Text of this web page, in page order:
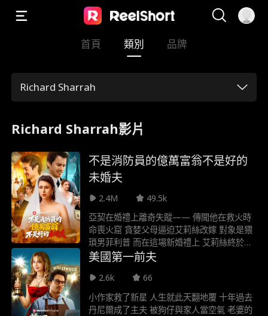
首頁 類別 品牌
Richard Sharrah
Richard Sharrah影片
不是消防員的億萬富翁不是好的
未婚夫
2.4M
49.5k
亞契在婚禮上離奇失蹤—— 傳聞他在救火時
命喪火窟 貪婪父母逼迫艾莉絲改嫁 對象是猥
瑣男菲利普 而在這場新婚禮上 艾莉絲終於重
逢丈夫—— 他卻成了別人的未婚夫
美國第一前夫
2.6k
66
小作家救了新星 人生就此天翻地覆 十年過去
丹尼爾成了主夫 被狗仔與家人當空氣 老婆的